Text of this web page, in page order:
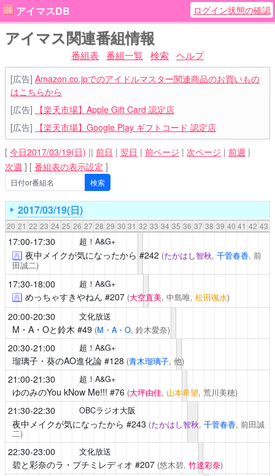
アイマスDB ログイン状態の確認
アイマス関連番組情報
番組表 番組一覧 検索 ヘルプ
[広告] Amazon.co.jpでのアイドルマスター関連商品のお買いもの
はこちらから
[広告]
【楽天市場】Apple Gift Card 認定店
[広告]
【楽天市場】Google Play ギフトコード 認定店
[ 今日2017/03/19(日) || 前日 | 翌日 | 前ページ | 次ページ | 前週 |
次週 ] [ 番組表の表示設定 ]
2017/03/19(日)
20 21 22 23 24 25 26 27 28 29 30 31 32 33 34 35 36 37 38 39 40 41 42 43
17:00-17:30 超！A&G+
再 夜中メイクが気になったから #242 (たかはし智秋, 千菅春香, 前
田誠二)
17:30-18:00 超！A&G+
再 めっちゃすきやねん #207 (大空直美, 中島唯, 松田颯水)
20:00-20:30 文化放送
M・A・Oと鈴木 #49 (M・A・O, 鈴木愛奈)
20:30-21:00 超！A&G+
瑠璃子・葵のAO進化論#128 (青木瑠璃子, 他)
21:00-21:30 超！A&G+
ゆのみのYou kNow Me!!! #76 (大坪由佳, 山本希望, 荒川美穂)
21:30-22:30 OBCラジオ大阪
夜中メイクが気になったから #243 (たかはし智秋, 千菅春香, 前田誠
二)
22:30-23:00 文化放送
碧と彩奈のラ・プチミレディオ #207 (悠木碧, 竹達彩奈)